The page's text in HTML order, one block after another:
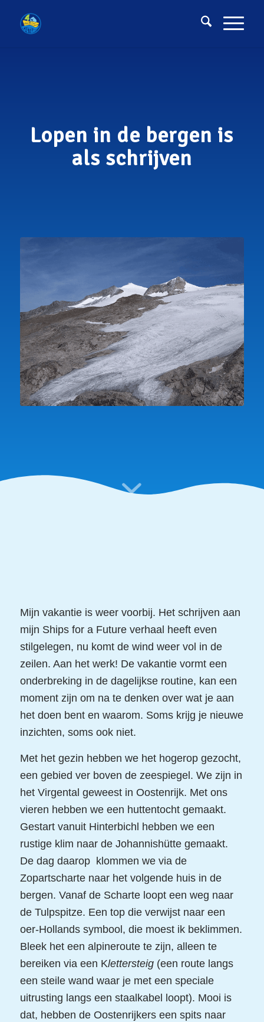
Lopen in de bergen is
als schrijven
Mijn vakantie is weer voorbij. Het schrijven aan
mijn Ships for a Future verhaal heeft even
stilgelegen, nu komt de wind weer vol in de
zeilen. Aan het werk! De vakantie vormt een
onderbreking in de dagelijkse routine, kan een
moment zijn om na te denken over wat je aan
het doen bent en waarom. Soms krijg je nieuwe
inzichten, soms ook niet.
Met het gezin hebben we het hogerop gezocht,
een gebied ver boven de zeespiegel. We zijn in
het Virgental geweest in Oostenrijk. Met ons
vieren hebben we een huttentocht gemaakt.
Gestart vanuit Hinterbichl hebben we een
rustige klim naar de Johannishütte gemaakt.
De dag daarop klommen we via de
Zopartscharte naar het volgende huis in de
bergen. Vanaf de Scharte loopt een weg naar
de Tulpspitze. Een top die verwijst naar een
oer-Hollands symbool, die moest ik beklimmen.
Bleek het een alpineroute te zijn, alleen te
bereiken via een Klettersteig(een route langs
een steile wand waar je met een speciale
uitrusting langs een staalkabel loopt). Mooi is
dat, hebben de Oostenrijkers een spits naar